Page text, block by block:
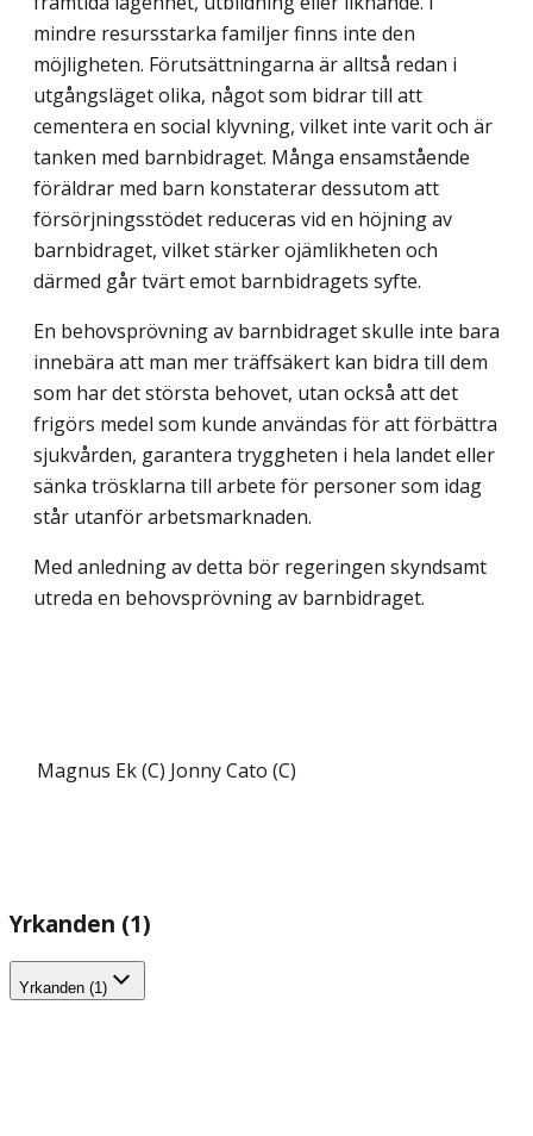
mindre resursstarka familjer finns inte den
möjligheten. Förutsättningarna är alltså redan i
utgångsläget olika, något som bidrar till att
cementera en social klyvning, vilket inte varit och är
tanken med barnbidraget. Många ensamstående
föräldrar med barn konstaterar dessutom att
försörj­ningsstödet reduceras vid en höjning av
barnbidraget, vilket stärker ojämlikheten och
därmed går tvärt emot barnbidragets syfte.
En behovsprövning av barnbidraget skulle inte bara
innebära att man mer träffsäkert kan bidra till dem
som har det största behovet, utan också att det
frigörs medel som kunde användas för att förbättra
sjukvården, garantera tryggheten i hela landet eller
sänka trösklarna till arbete för personer som idag
står utanför arbetsmarknaden.
Med anledning av detta bör regeringen skyndsamt
utreda en behovsprövning av barnbidraget.
Magnus Ek (C) Jonny Cato (C)
Yrkanden (1)
Yrkanden (1)